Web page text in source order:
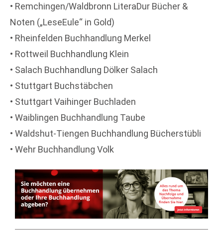
• Remchingen/Waldbronn LiteraDur Bücher &
Noten („LeseEule“ in Gold)
• Rheinfelden Buchhandlung Merkel
• Rottweil Buchhandlung Klein
• Salach Buchhandlung Dölker Salach
• Stuttgart Buchstäbchen
• Stuttgart Vaihinger Buchladen
• Waiblingen Buchhandlung Taube
• Waldshut-Tiengen Buchhandlung Bücherstübli
• Wehr Buchhandlung Volk